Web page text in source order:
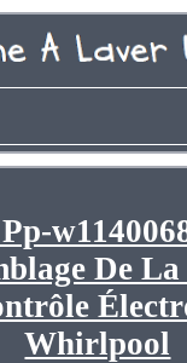
De
Whirlpool